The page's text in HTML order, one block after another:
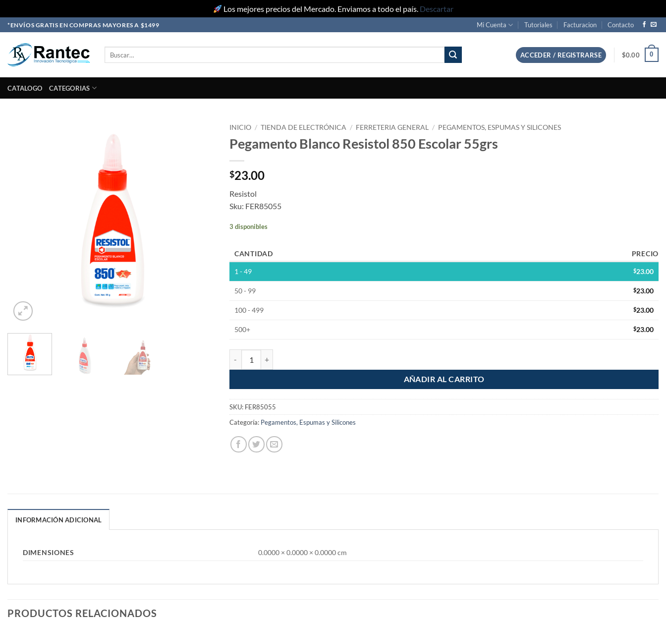
Los mejores precios del Mercado. Enviamos a todo el país. Descartar
Skip
to
content
*ENVÍOS GRATIS EN COMPRAS MAYORES A $1499 Mi Cuenta Tutoriales Facturacion Contacto
ACCEDER / REGISTRARSE $0.00 0
CATALOGO CATEGORIAS
INICIO / TIENDA DE ELECTRÓNICA / FERRETERIA GENERAL / PEGAMENTOS, ESPUMAS Y SILICONES
Pegamento Blanco Resistol 850 Escolar 55grs
$23.00
Resistol
Sku: FER85055
3 disponibles
CANTIDAD PRECIO
1 - 49 $23.00
50 - 99 $23.00
100 - 499 $23.00
500+ $23.00
AÑADIR AL CARRITO
SKU: FER85055
Categoría: Pegamentos, Espumas y Silicones
INFORMACIÓN ADICIONAL
DIMENSIONES 0.0000 × 0.0000 × 0.0000 cm
PRODUCTOS RELACIONADOS